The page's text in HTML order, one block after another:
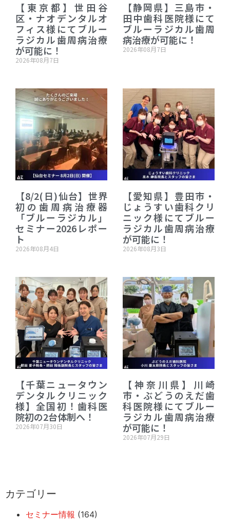
【東京都】世田谷
区・ナオデンタルオ
フィス様にてブルー
ラジカル歯周病治療
が可能に！
2026年08月7日
【静岡県】三島市・
田中歯科医院様にて
ブルーラジカル歯周
病治療が可能に！
2026年08月7日
【8/2(日)仙台】世界
初の歯周病治療器
「ブルーラジカル」
セミナー2026レポー
ト
2026年08月4日
【愛知県】豊田市・
じょうすい歯科クリ
ニック様にてブルー
ラジカル歯周病治療
が可能に！
2026年08月3日
【千葉ニュータウン
デンタルクリニック
様】全国初！歯科医
院初の2台体制へ！
2026年07月30日
【神奈川県】川崎
市・ぶどうのえだ歯
科医院様にてブルー
ラジカル歯周病治療
が可能に！
2026年07月29日
カテゴリー
セミナー情報 (164)